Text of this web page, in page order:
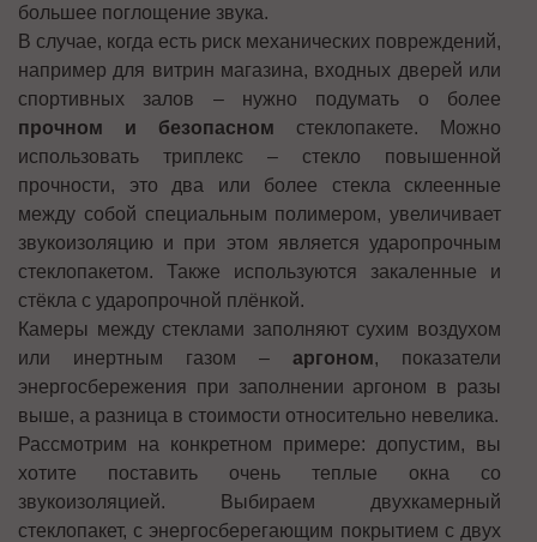
большее поглощение звука.
В случае, когда есть риск механических повреждений,
например для витрин магазина, входных дверей или
спортивных залов – нужно подумать о более
прочном и безопасном стеклопакете. Можно
использовать триплекс – стекло повышенной
прочности, это два или более стекла склеенные
между собой специальным полимером, увеличивает
звукоизоляцию и при этом является ударопрочным
стеклопакетом. Также используются закаленные и
стёкла с ударопрочной плёнкой.
Камеры между стеклами заполняют сухим воздухом
или инертным газом – аргоном, показатели
энергосбережения при заполнении аргоном в разы
выше, а разница в стоимости относительно невелика.
Рассмотрим на конкретном примере: допустим, вы
хотите поставить очень теплые окна со
звукоизоляцией. Выбираем двухкамерный
стеклопакет, с энергосберегающим покрытием с двух